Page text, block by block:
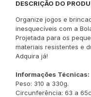
DESCRIÇÃO DO
Organize jogos e
inesquecíveis com a
Projetada para os
materiais resistentes e
Adquira já!
Informações Técnicas:
Peso: 310 a 330g.
Circunferência: 63 a